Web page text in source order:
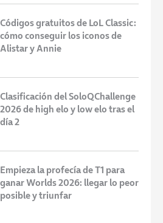
Códigos gratuitos de LoL Classic:
cómo conseguir los iconos de
Alistar y Annie
Clasificación del SoloQChallenge
2026 de high elo y low elo tras el
día 2
Empieza la profecía de T1 para
ganar Worlds 2026: llegar lo peor
posible y triunfar